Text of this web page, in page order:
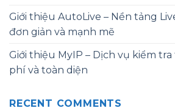
Giới thiệu AutoLive – Nền tảng
đơn giản và mạnh mẽ
Giới thiệu MyIP – Dịch vụ kiểm
phí và toàn diện
RECENT COMMENTS